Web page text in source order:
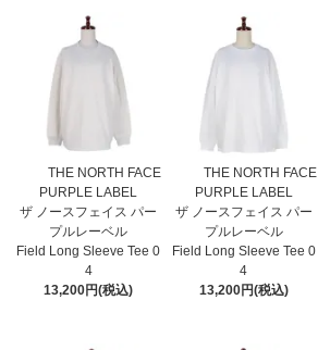
THE NORTH FACE
PURPLE LABEL
ザ ノースフェイス パー
プルレーベル
Field Long Sleeve Tee 0
4
13,200円(税込)
THE NORTH FACE
PURPLE LABEL
ザ ノースフェイス パー
プルレーベル
Field Long Sleeve Tee 0
4
13,200円(税込)